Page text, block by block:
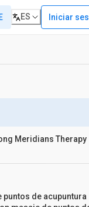
ES Iniciar
Meridians Therapy
puntos de acupuntura